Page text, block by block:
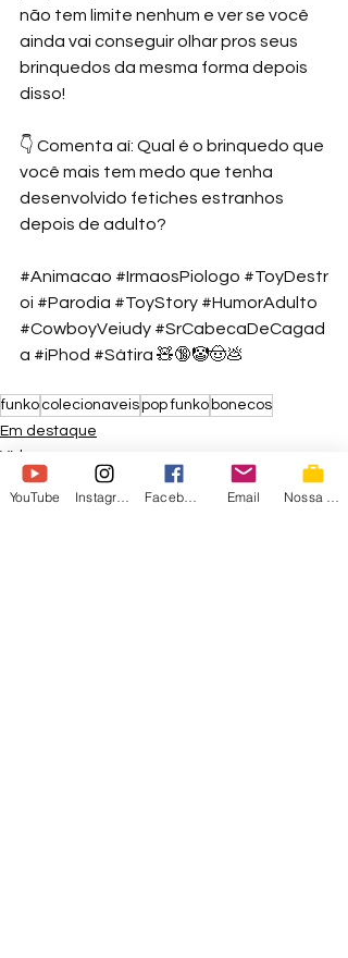
não tem limite nenhum e ver se você
ainda vai conseguir olhar pros seus
brinquedos da mesma forma depois
disso!
👇 Comenta aí: Qual é o brinquedo que
você mais tem medo que tenha
desenvolvido fetiches estranhos
depois de adulto?
#Animacao #IrmaosPiologo #ToyDestr
oi #Parodia #ToyStory #HumorAdulto
#CowboyVeiudy #SrCabecaDeCagad
a #iPhod #Sátira 🧸🔞🤡🤠💩
funko colecionaveispop funko bonecos
Em destaque
Vídeos
Nossos Vídeos
YouTube Email